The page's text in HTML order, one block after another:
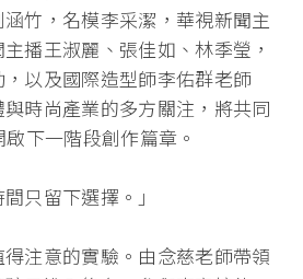
竹，名模李采潔，華視新聞主
播王淑麗、張佳如、林季瑩，
以及國際造型師李佑群老師
時尚產業的多方關注，將共同
下一階段創作篇章。
只留下選擇。」
注意的實驗。由念慈老師帶領